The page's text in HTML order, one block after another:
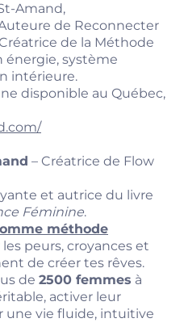
Amand,
de Reconnecter
de la Méthode
énergie, système
intérieure.
disponible au Québec,
– Créatrice de Flow
et autrice du livre
Féminine.
méthode
peurs, croyances et
de créer tes rêves.
de 2500 femmes à
activer leur
une vie fluide, intuitive